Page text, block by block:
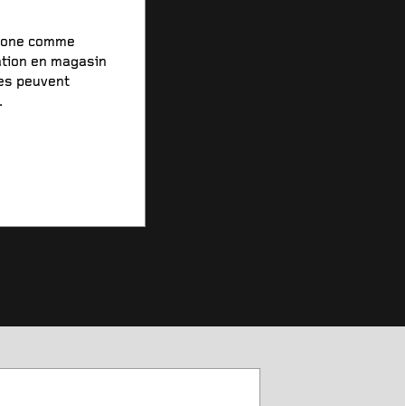
comme
en magasin
peuvent